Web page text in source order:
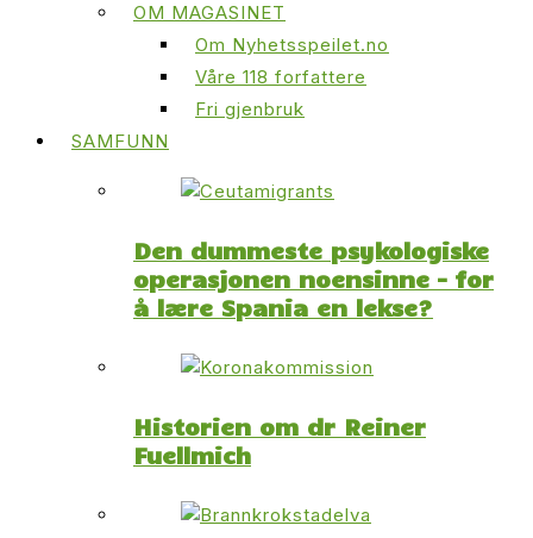
OM MAGASINET
Om Nyhetsspeilet.no
Våre 118 forfattere
Fri gjenbruk
SAMFUNN
Den dummeste psykologiske
operasjonen noensinne – for
å lære Spania en lekse?
Historien om dr Reiner
Fuellmich